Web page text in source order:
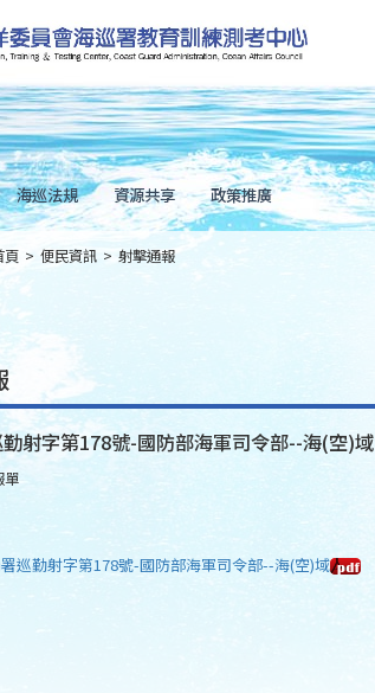
海巡法規 資源共享 政策推廣
頁 > 便民資訊 > 射擊通報
射字第178號-國防部海軍司令部--海(空)域
單
巡勤射字第178號-國防部海軍司令部--海(空)域